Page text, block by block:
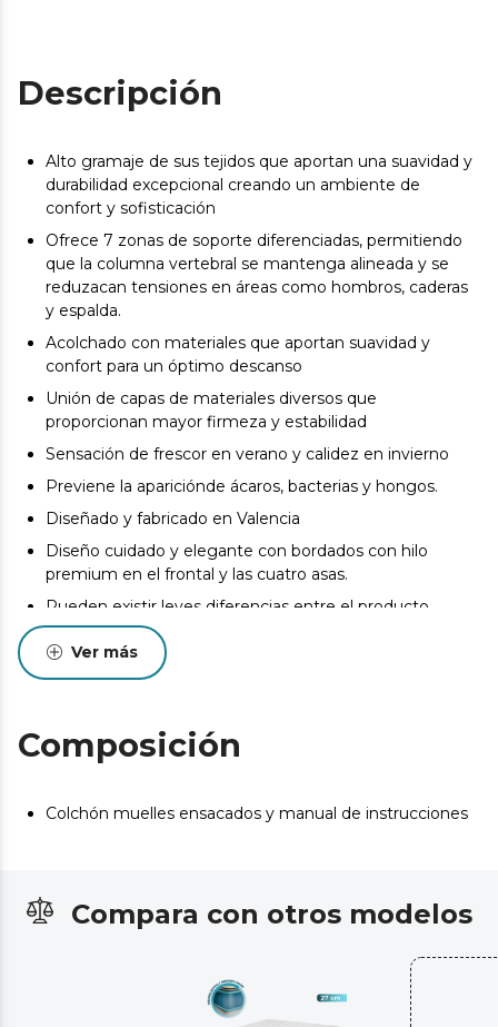
Descripción
Alto gramaje de sus tejidos que aportan una suavidad y
durabilidad excepcional creando un ambiente de
confort y sofisticación
Ofrece 7 zonas de soporte diferenciadas, permitiendo
que la columna vertebral se mantenga alineada y se
reduzacan tensiones en áreas como hombros, caderas
y espalda.
Acolchado con materiales que aportan suavidad y
confort para un óptimo descanso
Unión de capas de materiales diversos que
proporcionan mayor firmeza y estabilidad
Sensación de frescor en verano y calidez en invierno
Previene la apariciónde ácaros, bacterias y hongos.
Diseñado y fabricado en Valencia
Diseño cuidado y elegante con bordados con hilo
premium en el frontal y las cuatro asas.
Pueden existir leves diferencias entre el producto
mostrado y el entregado en cuanto a color, tejido o
acabado. Estas variaciones son normales y no afectan a
la calidad ni a la utilidad del artículo.
Ver más
Composición
Colchón muelles ensacados y manual de instrucciones
Compara con otros modelos